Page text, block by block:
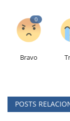
0
Bravo
POSTS